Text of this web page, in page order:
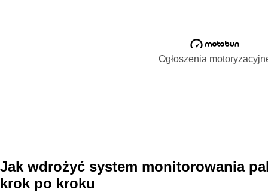
Ogłoszenia
Jak wdrożyć system monitorowania
krok po kroku